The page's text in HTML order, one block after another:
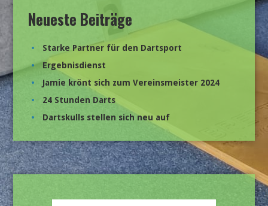
Neueste Beiträge
Starke Partner für den Dartsport
Ergebnisdienst
Jamie krönt sich zum Vereinsmeister 2024
24 Stunden Darts
Dartskulls stellen sich neu auf